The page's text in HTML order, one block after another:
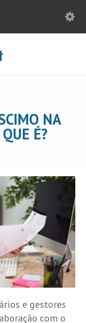
NA
É?
e gestores
com o